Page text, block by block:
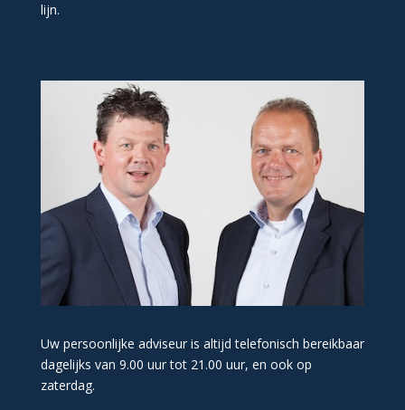
lijn.
Uw persoonlijke adviseur is altijd telefonisch bereikbaar
dagelijks van 9.00 uur tot 21.00 uur, en ook op
zaterdag.